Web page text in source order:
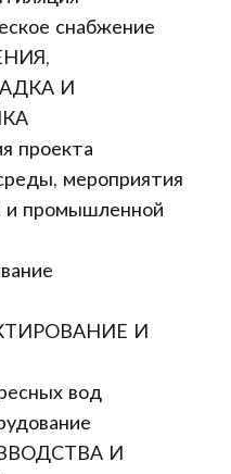
снабжение
И
проекта
мероприятия
и промышленной
И
вод
И